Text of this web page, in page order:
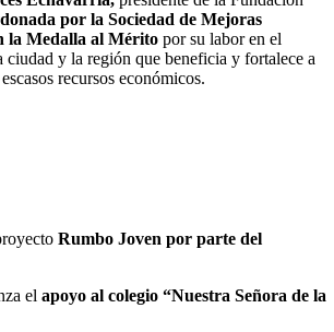
por la Sociedad de Mejoras
la Medalla al Méritopor su labor en el
ciudad y la región que beneficia y fortalece a
recursos económicos.
Rumbo Joven por parte del
el apoyo al colegio “Nuestra Señora de la